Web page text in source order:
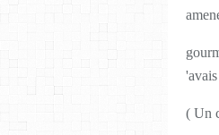
( Un